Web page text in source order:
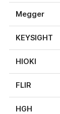
Megger
KEYSIGHT
HIOKI
FLIR
HGH